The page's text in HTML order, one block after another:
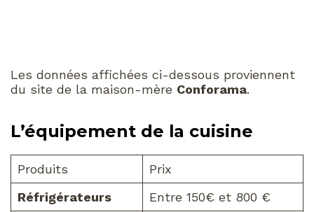
Les données affichées ci-dessous proviennent
du site de la maison-mère Conforama.
L’équipement de la cuisine
Produits
Prix
Réfrigérateurs
Entre 150€ et 800 €